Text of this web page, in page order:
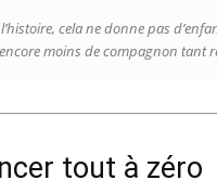
cela ne donne pas
moins de compagnon tant
tout à zéro